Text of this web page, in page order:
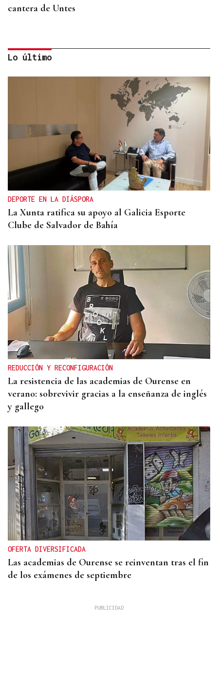
cantera de Untes
Jorge Vázquez: "Nuestro objetivo a 2028 es crecer
creando valor para el accionista y para el equipo
que lo hace posible"
Lo último
DEPORTE EN LA DIÁSPORA
La Xunta ratifica su apoyo al Galicia Esporte
Clube de Salvador de Bahía
REDUCCIÓN Y RECONFIGURACIÓN
La resistencia de las academias de Ourense en
verano: sobrevivir gracias a la enseñanza de inglés
y gallego
OFERTA DIVERSIFICADA
Las academias de Ourense se reinventan tras el fin
de los exámenes de septiembre